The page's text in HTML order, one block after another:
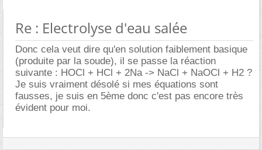
Re : Electrolyse d'eau salée
Donc cela veut dire qu'en solution faiblement basique
(produite par la soude), il se passe la réaction
suivante : HOCl + HCl + 2Na -> NaCl + NaOCl + H2 ?
Je suis vraiment désolé si mes équations sont
fausses, je suis en 5ème donc c'est pas encore très
évident pour moi.